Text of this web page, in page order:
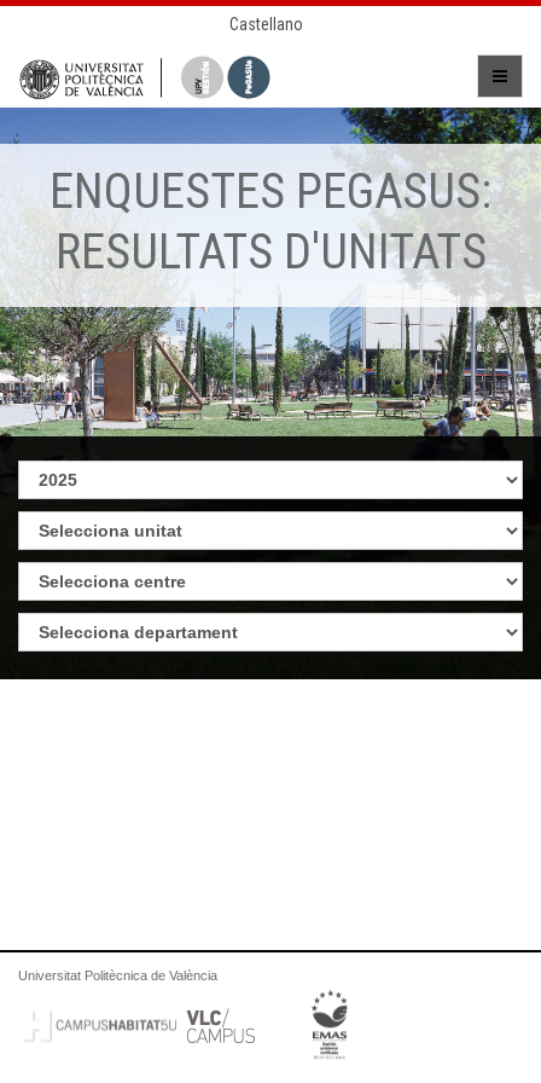
Castellano
ENQUESTES PEGASUS:
RESULTATS D'UNITATS
Universitat Politècnica de València